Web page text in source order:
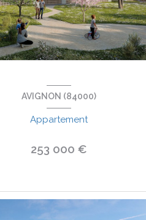
AVIGNON (84000)
Appartement
253 000 €